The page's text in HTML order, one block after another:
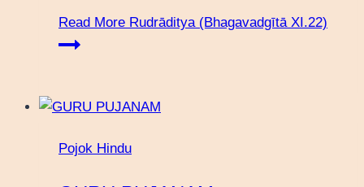
Read More Rudrāditya (Bhagavadgītā XI.22)
Pojok Hindu